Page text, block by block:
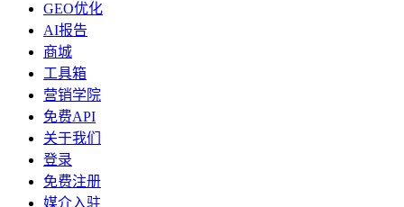
GEO优化
AI报告
商城
工具箱
营销学院
免费API
关于我们
登录
免费注册
媒介入驻